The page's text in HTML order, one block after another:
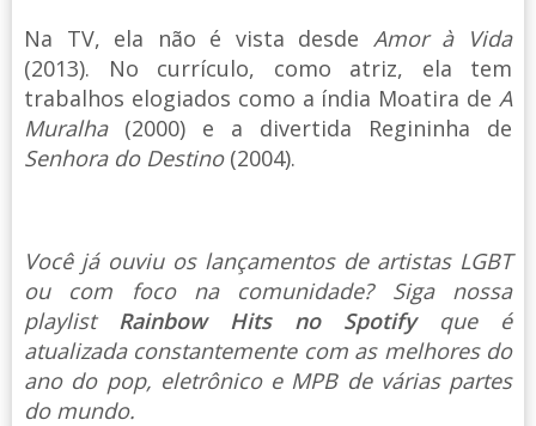
Na TV, ela não é vista desde Amor à Vida
(2013). No currículo, como atriz, ela tem
trabalhos elogiados como a índia Moatira de A
Muralha(2000) e a divertida Regininha de
Senhora do Destino(2004).
Você já ouviu os lançamentos de artistas LGBT
ou com foco na comunidade? Siga nossa
playlist Rainbow Hits no Spotify que é
atualizada constantemente com as melhores do
ano do pop, eletrônico e MPB de várias partes
do mundo.